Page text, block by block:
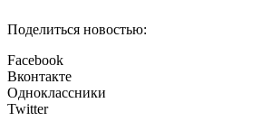
Поделиться новостью:
Facebook
Вконтакте
Одноклассники
Twitter